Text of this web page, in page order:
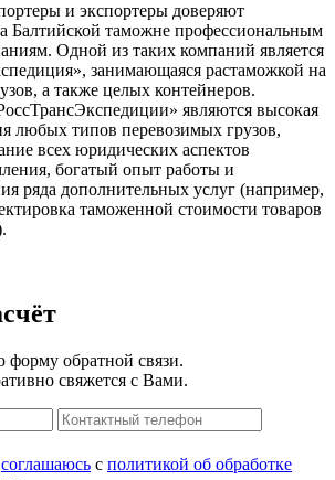
и экспортеры доверяют
Балтийской таможне профессиональным
Одной из таких компаний является
занимающаяся растаможкой на
а также целых контейнеров.
являются высокая
любых типов перевозимых грузов,
всех юридических аспектов
богатый опыт работы и
ряда дополнительных услуг (например,
таможенной стоимости товаров
форму обратной связи.
свяжется с Вами.
соглашаюсь с политикой об обработке